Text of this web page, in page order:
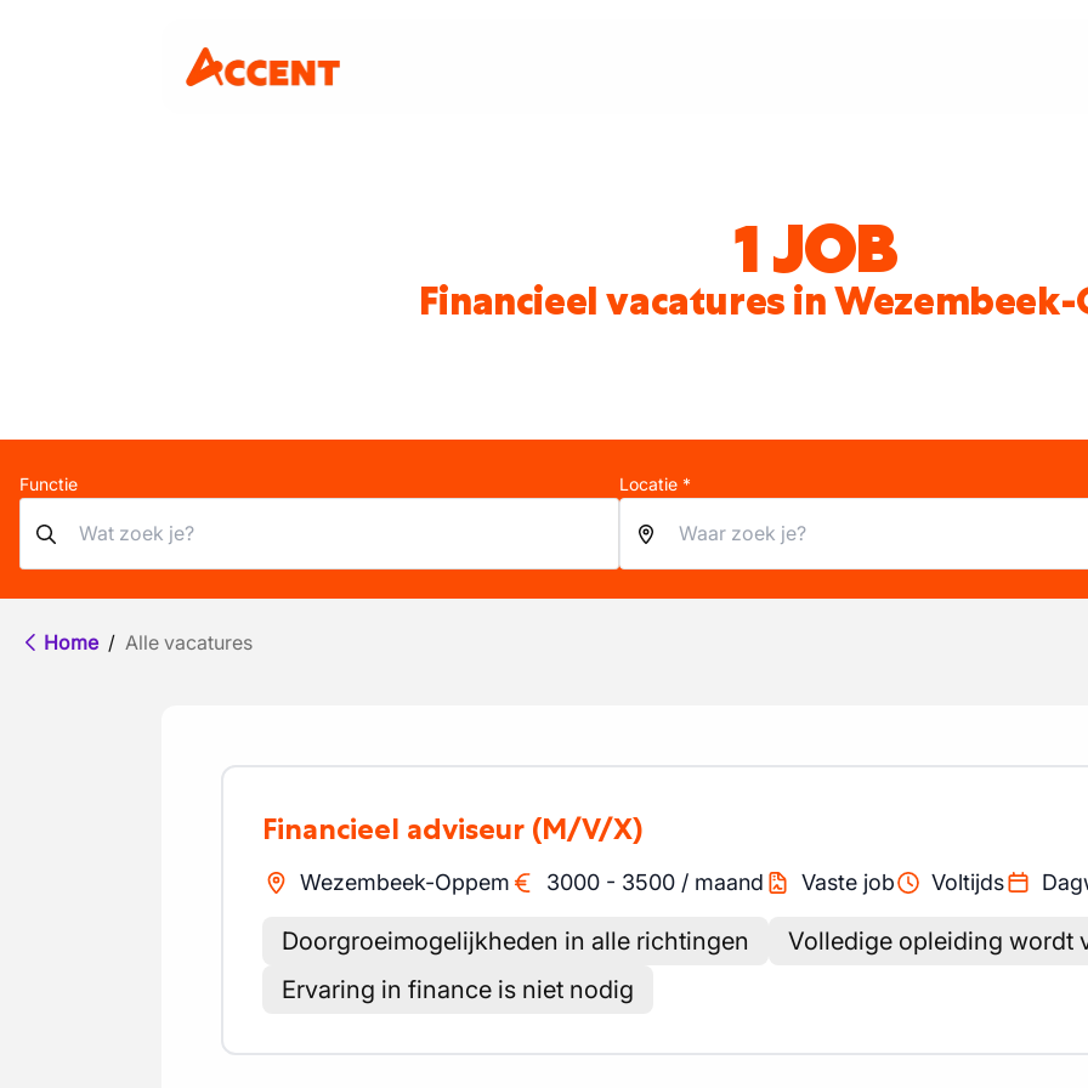
1 JOB
Financieel vacatures in
Functie Locatie *
Home / Alle vacatures
Financieel adviseur (M/V/X)
Wezembeek-Oppem 3000 - 3500 / maand Vaste job Voltijds
Doorgroeimogelijkheden in alle richtingen
Volledige opleiding wordt
Ervaring in finance is niet nodig